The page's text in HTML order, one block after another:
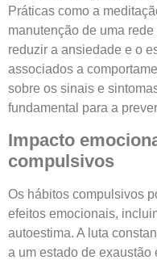
Práticas como a
manutenção de uma
reduzir a ansiedade e o
associados a
sobre os sinais e
fundamental para a
Impacto
compulsivos
Os hábitos compulsivos
efeitos emocionais,
autoestima. A luta
a um estado de